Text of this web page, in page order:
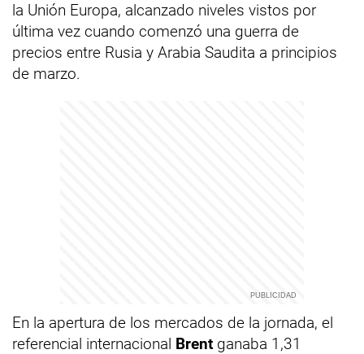
la Unión Europa, alcanzado niveles vistos por
última vez cuando comenzó una guerra de
precios entre Rusia y Arabia Saudita a principios
de marzo.
En la apertura de los mercados de la jornada, el
referencial internacional Brent ganaba 1,31